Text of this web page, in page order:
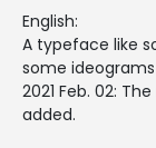
English:
A typeface like
some
2021 Feb. 02:
added.